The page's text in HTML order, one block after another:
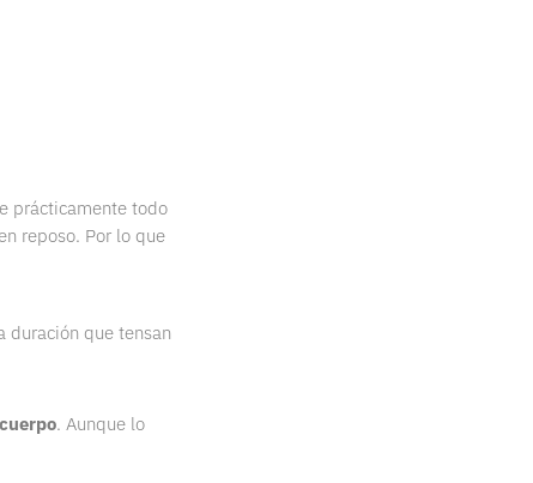
prácticamente todo
reposo. Por lo que
duración que tensan
. Aunque lo